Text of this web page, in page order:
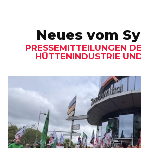
Neues vom
PRESSEMITTEILUNGEN
HÜTTENINDUSTRIE